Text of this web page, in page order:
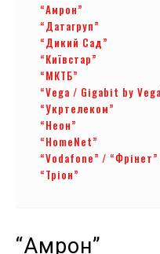
“Амрон”
“Датагруп”
“Дикий Сад”
“Київстар”
“МКТБ”
“Vega / Gigabit by
“Укртелеком”
“Неон”
“HomeNet”
“Vodafone” /
“Тріон”
“Амрон”